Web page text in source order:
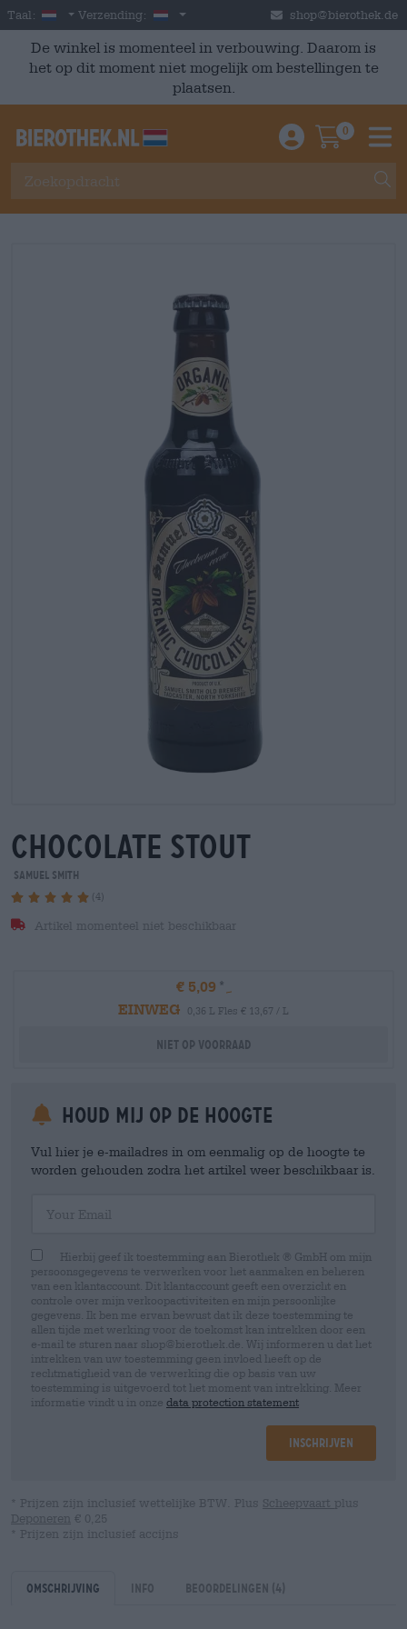
Skip to main content
Taal: Dutch
Verzending: Nederland shop@bierothek.de
De winkel is momenteel in verbouwing. Daarom is
het op dit moment niet mogelijk om bestellingen te
plaatsen.
Einloggen /
0
chocolate stout
Samuel Smith
(4)
Artikel momenteel niet beschikbaar
€ 5,09
EINWEG
0,36 L Fles € 13,67 / L
Niet op voorraad
Houd mij op de hoogte
Vul hier je e-mailadres in om eenmalig op de hoogte te
worden gehouden zodra het artikel weer beschikbaar is.
Hierbij geef ik toestemming aan Bierothek ® GmbH om mijn
persoonsgegevens te verwerken voor het aanmaken en beheren
van een klantaccount. Dit klantaccount geeft een overzicht en
controle over mijn verkoopactiviteiten en mijn persoonlijke
gegevens. Ik ben me ervan bewust dat ik deze toestemming te
allen tijde met werking voor de toekomst kan intrekken door een
e-mail te sturen naar shop@bierothek.de. Wij informeren u dat het
intrekken van uw toestemming geen invloed heeft op de
rechtmatigheid van de verwerking die op basis van uw
toestemming is uitgevoerd tot het moment van intrekking. Meer
informatie vindt u in onze data protection statement
Inschrijven
* Prijzen zijn inclusief wettelijke BTW. Plus Scheepvaart plus
Deponeren € 0,25
* Prijzen zijn inclusief accijns
Omschrijving Info Beoordelingen (4)